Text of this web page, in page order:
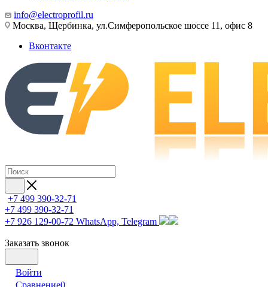
info@electroprofil.ru
Москва, Щербинка, ул.Симферопольское шоссе 11, офис 8
Вконтакте
+7 499 390-32-71
+7 499 390-32-71
+7 926 129-00-72 WhatsApp, Telegram
Заказать звонок
Войти
Сравнение0